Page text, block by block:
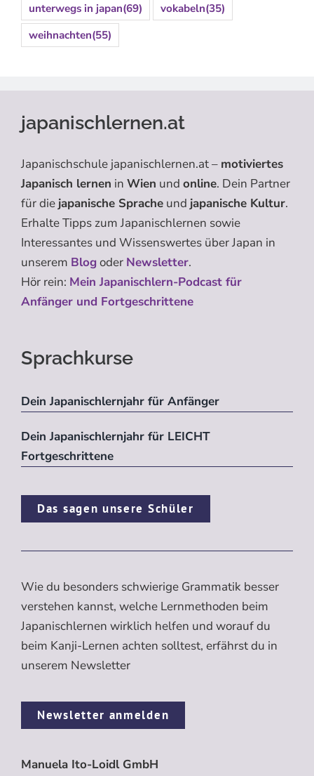
unterwegs in japan(69) vokabeln(35)
weihnachten(55)
japanischlernen.at
Japanischschule japanischlernen.at – motiviertes
Japanisch lernen in Wien und online. Dein Partner
für die japanische Sprache und japanische Kultur.
Erhalte Tipps zum Japanischlernen sowie
Interessantes und Wissenswertes über Japan in
unserem Blogoder Newsletter.
Hör rein: Mein Japanischlern-Podcast für
Anfänger und Fortgeschrittene
Sprachkurse
Dein Japanischlernjahr für Anfänger
Dein Japanischlernjahr für LEICHT
Fortgeschrittene
Das sagen unsere Schüler
Wie du besonders schwierige Grammatik besser
verstehen kannst, welche Lernmethoden beim
Japanischlernen wirklich helfen und worauf du
beim Kanji-Lernen achten solltest, erfährst du in
unserem Newsletter
Newsletter anmelden
Manuela Ito-Loidl GmbH